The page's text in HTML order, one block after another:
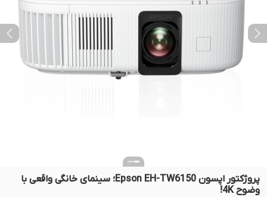
Previous
پروژکتور اپسون Epson EH-TW6150؛ سینمای خانگی واقعی با
وضوح 4K!